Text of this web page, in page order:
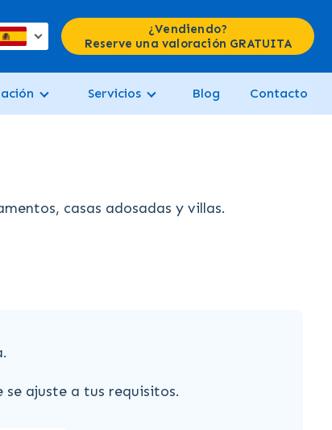
¿Vendiendo?
Reserve una valoración GRATUITA
Servicios Blog Contacto
casas adosadas y villas.
ajuste a tus requisitos.